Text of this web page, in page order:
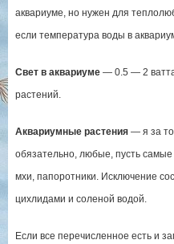
аквариуме, но нужен для
если температура воды в
Свет в аквариуме— 0.5 — 2 ватта
растений.
Аквариумные растения— я за
обязательно, любые, пусть
мхи, папоротники. Исключение
цихлидами и соленой водой.
Если все перечисленное есть и